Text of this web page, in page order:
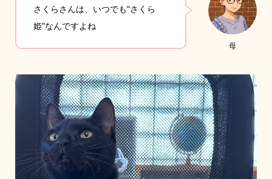
母
さくらさんは、いつでも”さくら
姫”なんですよね